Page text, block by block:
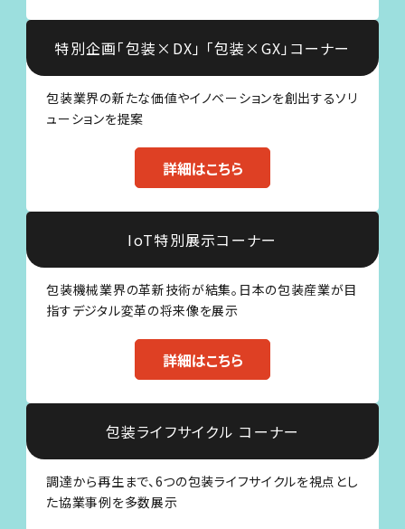
特別企画「包装×DX」 「包装×GX」コーナー
包装業界の新たな価値やイノベーションを創出するソリ
ューションを提案
詳細はこちら
IoT特別展示コーナー
包装機械業界の革新技術が結集。日本の包装産業が目
指すデジタル変革の将来像を展示
詳細はこちら
包装ライフサイクル コーナー
調達から再生まで、6つの包装ライフサイクルを視点とし
た協業事例を多数展示